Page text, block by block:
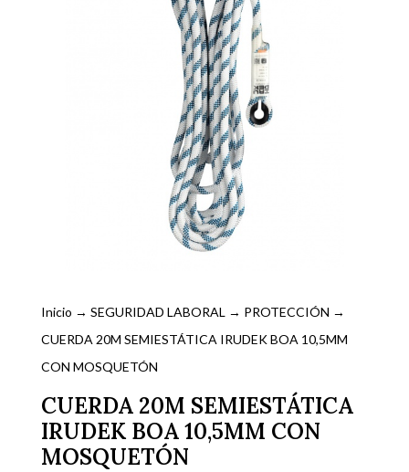
Inicio → SEGURIDAD LABORAL → PROTECCIÓN →
CUERDA 20M SEMIESTÁTICA IRUDEK BOA 10,5MM
CON MOSQUETÓN
CUERDA 20M SEMIESTÁTICA
IRUDEK BOA 10,5MM CON
MOSQUETÓN